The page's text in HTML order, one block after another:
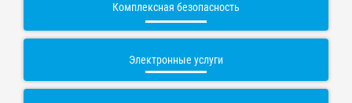
Комплексная безопасность
Электронные услуги